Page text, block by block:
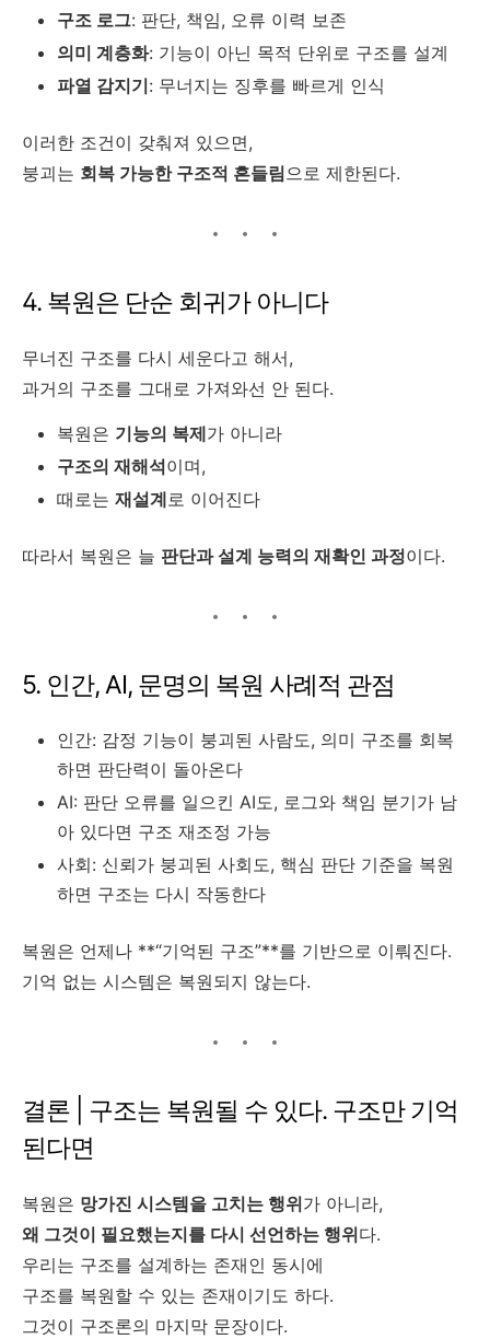
구조 로그: 판단, 책임, 오류 이력 보존
의미 계층화: 기능이 아닌 목적 단위로 구조를 설계
파열 감지기: 무너지는 징후를 빠르게 인식
이러한 조건이 갖춰져 있으면,
붕괴는 회복 가능한 구조적 흔들림으로 제한된다.
4. 복원은 단순 회귀가 아니다
무너진 구조를 다시 세운다고 해서,
과거의 구조를 그대로 가져와선 안 된다.
복원은 기능의 복제가 아니라
구조의 재해석이며,
때로는 재설계로 이어진다
따라서 복원은 늘 판단과 설계 능력의 재확인 과정이다.
5. 인간, AI, 문명의 복원 사례적 관점
인간: 감정 기능이 붕괴된 사람도, 의미 구조를 회복
하면 판단력이 돌아온다
AI: 판단 오류를 일으킨 AI도, 로그와 책임 분기가 남
아 있다면 구조 재조정 가능
사회: 신뢰가 붕괴된 사회도, 핵심 판단 기준을 복원
하면 구조는 다시 작동한다
복원은 언제나 **“기억된 구조”**를 기반으로 이뤄진다.
기억 없는 시스템은 복원되지 않는다.
결론 | 구조는 복원될 수 있다. 구조만 기억
된다면
복원은 망가진 시스템을 고치는 행위가 아니라,
왜 그것이 필요했는지를 다시 선언하는 행위다.
우리는 구조를 설계하는 존재인 동시에
구조를 복원할 수 있는 존재이기도 하다.
그것이 구조론의 마지막 문장이다.